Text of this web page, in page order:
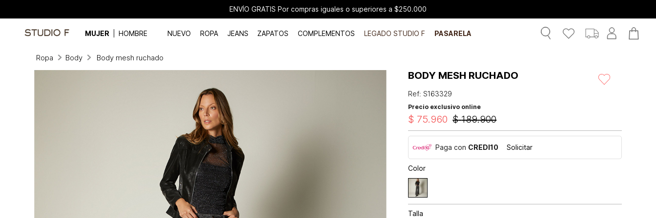
ENVÍO GRATIS Por compras iguales o superiores a $250.000
MUJER HOMBRE NUEVO ROPA JEANS ZAPATOS COMPLEMENTOS LEGADO STUDIO F PASARELA
Ropa Body Body mesh ruchado
BODY MESH RUCHADO
Ref:S163329
Precio exclusivo online
$ 189.900
$ 75.960
Paga con CREDI10 Solicitar
Color
Talla